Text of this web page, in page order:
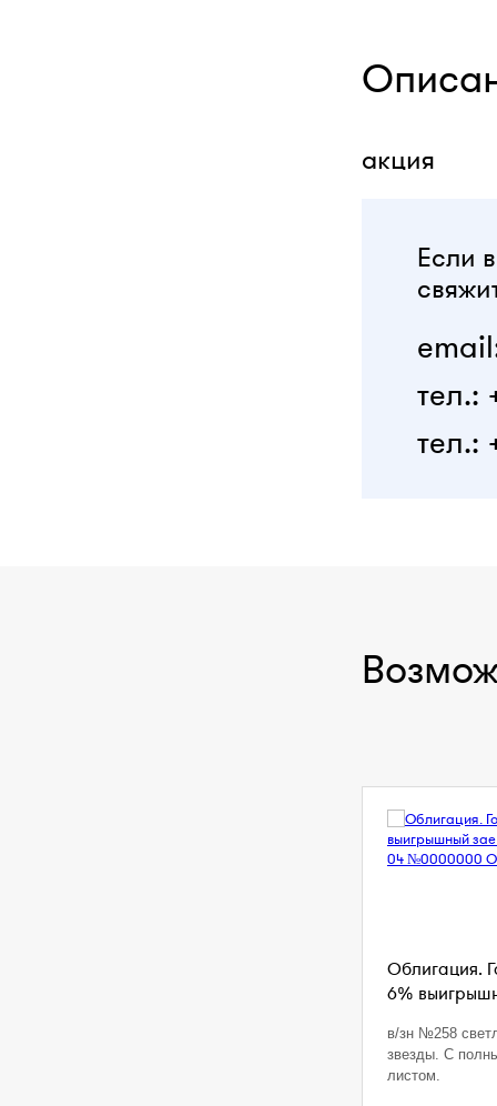
акция
Если
тел.:
тел.:
Облигация.
6%
в/зн №258
звезды. С
листом.